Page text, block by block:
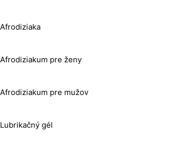
Afrodiziaka
Afrodiziakum pre ženy
Afrodiziakum pre mužov
Lubrikačný gél